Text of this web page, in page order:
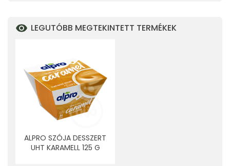
LEGUTÓBB MEGTEKINTETT TERMÉKEK
ALPRO SZÓJA DESSZERT
UHT KARAMELL 125 G